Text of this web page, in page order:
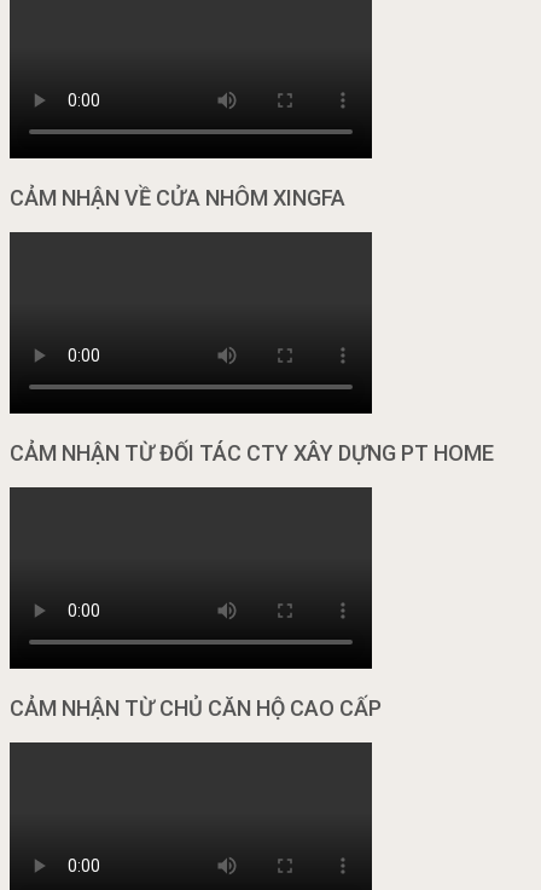
CẢM NHẬN VỀ CỬA NHÔM XINGFA
CẢM NHẬN TỪ ĐỐI TÁC CTY XÂY DỰNG PT HOME
CẢM NHẬN TỪ CHỦ CĂN HỘ CAO CẤP